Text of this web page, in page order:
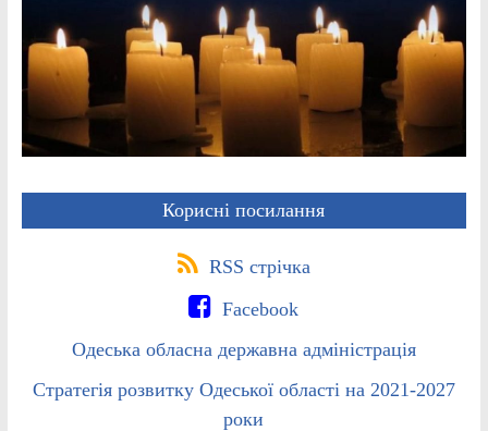
Корисні посилання
RSS стрічка
Facebook
Одеська обласна державна адміністрація
Стратегія розвитку Одеської області на 2021-2027
роки